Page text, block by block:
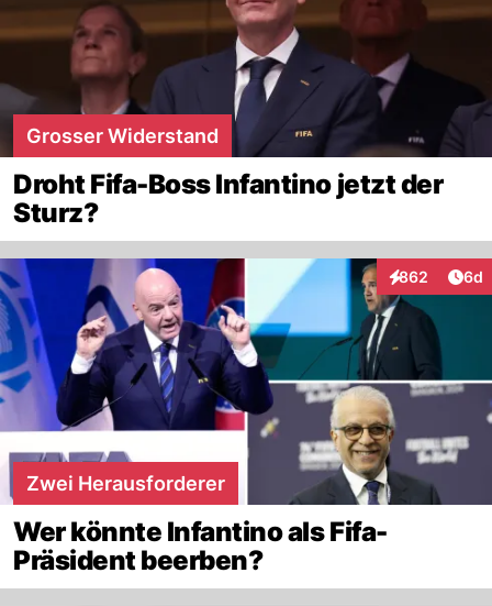
Grosser Widerstand
Droht Fifa-Boss Infantino jetzt der
Sturz?
862
Interaktionen
6d
Zwei Herausforderer
Wer könnte Infantino als Fifa-
Präsident beerben?